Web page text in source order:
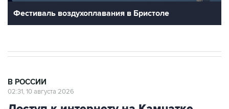
Доступ к интернету на Камчатке
ограничат с 12 по 16 августа